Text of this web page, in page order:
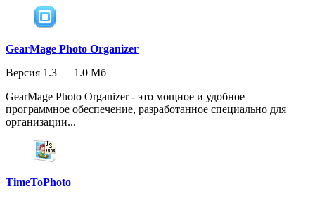
GearMage Photo Organizer
Версия 1.3 — 1.0 Мб
GearMage Photo Organizer - это мощное и удобное
программное обеспечение, разработанное специально для
организации...
TimeToPhoto